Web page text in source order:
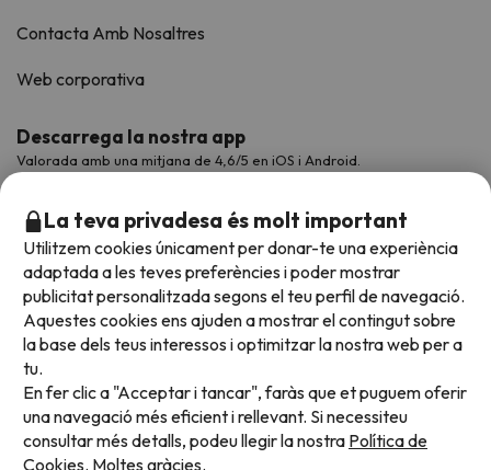
Contacta Amb Nosaltres
Web corporativa
Descarrega la nostra app
Valorada amb una mitjana de 4,6/5 en iOS i Android.
Acceptem
La teva privadesa és molt important
Utilitzem cookies únicament per donar-te una experiència
adaptada a les teves preferències i poder mostrar
publicitat personalitzada segons el teu perfil de navegació.
Aquestes cookies ens ajuden a mostrar el contingut sobre
la base dels teus interessos i optimitzar la nostra web per a
tu.
En fer clic a "Acceptar i tancar", faràs que et puguem oferir
una navegació més eficient i rellevant. Si necessiteu
consultar més detalls, podeu llegir la nostra Política de
Cookies. Moltes gràcies.